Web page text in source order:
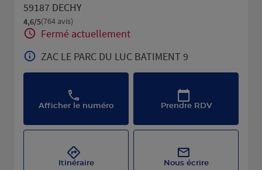
59187 DECHY
4,6/5Note de 4.6 sur 5
(764 avis)
Fermé actuellement
ZAC LE PARC DU LUC BATIMENT 9
Afficher le numéro Prendre RDV
Itinéraire Nous écrire